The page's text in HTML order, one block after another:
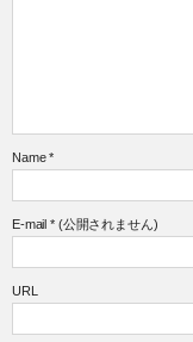
Name *
E-mail *(公開されません)
URL